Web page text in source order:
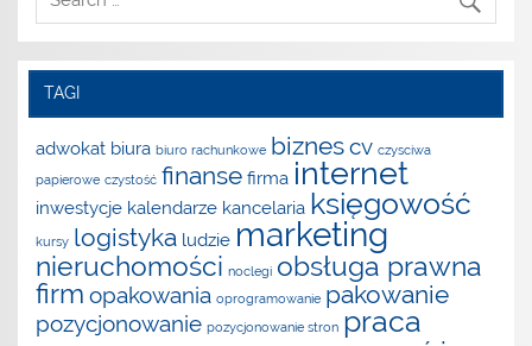
TAGI
adwokat biura biuro rachunkowe biznescv czysciwa
papierowe czystość finanse firma internet
inwestycje kalendarze kancelaria księgowość
kursy logistyka ludzie marketing
nieruchomości noclegi obsługa prawna
firm opakowania oprogramowanie pakowanie
pozycjonowanie pozycjonowanie stron praca